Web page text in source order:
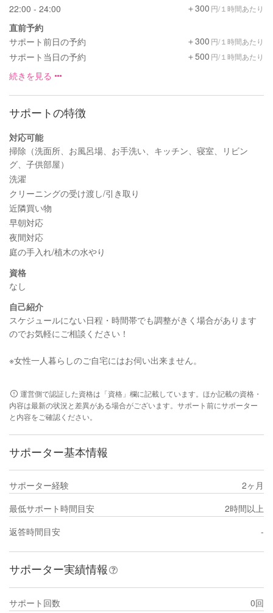
22:00 - 24:00 ＋300 円/１時間あたり
直前予約
サポート前日の予約
＋300 円/１時間あたり
サポート当日の予約 ＋500 円/１時間あたり
続きを見る
サポートの特徴
対応可能
掃除（洗面所、お風呂場、お手洗い、キッチン、寝室、リビン
グ、子供部屋）
洗濯
クリーニングの受け渡し/引き取り
近隣買い物
早朝対応
夜間対応
庭の手入れ/植木の水やり
資格
なし
自己紹介
スケジュールにない日程・時間帯でも調整がきく場合があります
のでお気軽にご相談ください！
※女性一人暮らしのご自宅にはお伺い出来ません。
運営側で認証した資格は「資格」欄に記載しています。ほか記載の資格・
内容は最新の状況と差異がある場合がございます。サポート前にサポーター
と内容をご確認ください。
サポーター基本情報
サポーター経験
2ヶ月
最低サポート時間目安
2時間以上
返答時間目安
-
サポーター実績情報
サポート回数 0回